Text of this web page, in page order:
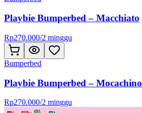
Playbie Bumperbed – Macchiato
Rp270.000/2 minggu
Bumperbed
Playbie Bumperbed – Mocachino
Rp270.000/2 minggu